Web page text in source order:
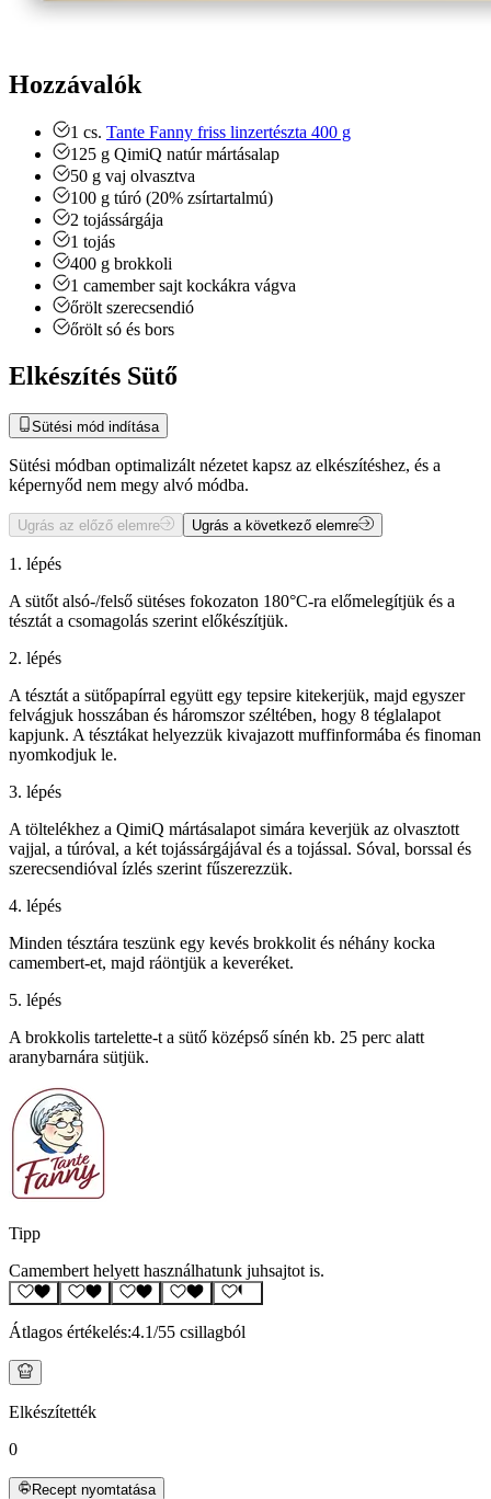
Hozzávalók
1 cs. Tante Fanny friss linzertészta 400 g
125 g QimiQ natúr mártásalap
50 g vaj olvasztva
100 g túró (20% zsírtartalmú)
2 tojássárgája
1 tojás
400 g brokkoli
1 camember sajt kockákra vágva
őrölt szerecsendió
őrölt só és bors
Elkészítés Sütő
Sütési mód indítása
Sütési módban optimalizált nézetet kapsz az elkészítéshez, és a
képernyőd nem megy alvó módba.
Ugrás az előző elemre Ugrás a következő elemre
1. lépés
A sütőt alsó-/felső sütéses fokozaton 180°C-ra előmelegítjük és a
tésztát a csomagolás szerint előkészítjük.
2. lépés
A tésztát a sütőpapírral együtt egy tepsire kitekerjük, majd egyszer
felvágjuk hosszában és háromszor széltében, hogy 8 téglalapot
kapjunk. A tésztákat helyezzük kivajazott muffinformába és finoman
nyomkodjuk le.
3. lépés
A töltelékhez a QimiQ mártásalapot simára keverjük az olvasztott
vajjal, a túróval, a két tojássárgájával és a tojással. Sóval, borssal és
szerecsendióval ízlés szerint fűszerezzük.
4. lépés
Minden tésztára teszünk egy kevés brokkolit és néhány kocka
camembert-et, majd ráöntjük a keveréket.
5. lépés
A brokkolis tartelette-t a sütő középső sínén kb. 25 perc alatt
aranybarnára sütjük.
Tipp
Camembert helyett használhatunk juhsajtot is.
Átlagos értékelés:4.1/55 csillagból
Elkészítették
0
Recept nyomtatása